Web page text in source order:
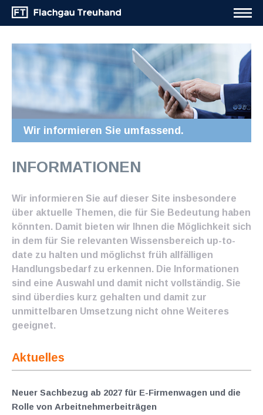
Wir informieren Sie umfassend.
INFORMATIONEN
Wir informieren Sie auf dieser Site insbesondere
über aktuelle Themen, die für Sie Bedeutung haben
könnten. Damit bieten wir Ihnen die Möglichkeit sich
in dem für Sie relevanten Wissensbereich up-to-
date zu halten und möglichst früh allfälligen
Handlungsbedarf zu erkennen. Die Informationen
sind eine Auswahl und damit nicht vollständig. Sie
sind überdies kurz gehalten und damit zur
unmittelbaren Umsetzung nicht ohne Weiteres
geeignet.
Aktuelles
Neuer Sachbezug ab 2027 für E-Firmenwagen und die
Rolle von Arbeitnehmer​­beiträgen